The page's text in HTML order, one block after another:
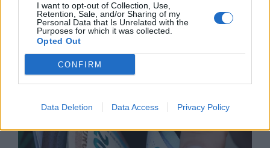
I want to opt-out of Collection, Use,
Retention, Sale, and/or Sharing of my
Personal Data that Is Unrelated with the
Purposes for which it was collected.
Opted Out
CONFIRM
Data Deletion Data Access Privacy Policy
Изпълнителният директор на Revolut
европеец